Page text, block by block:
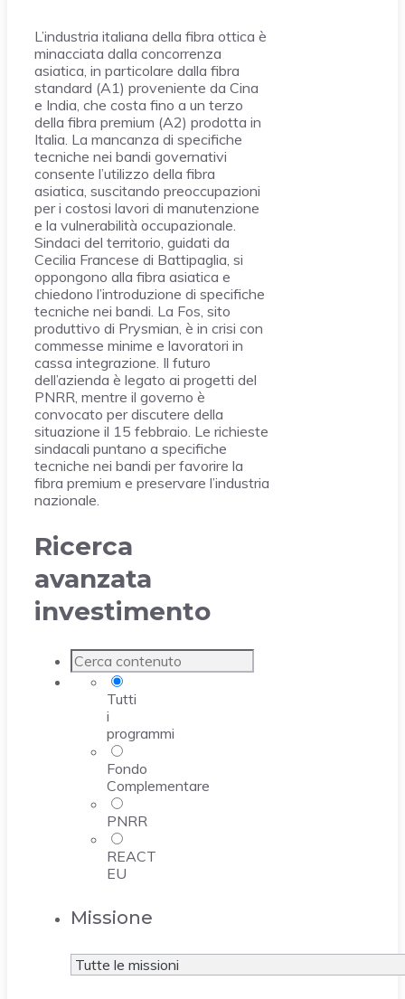
L’industria italiana della fibra ottica è
minacciata dalla concorrenza
asiatica, in particolare dalla fibra
standard (A1) proveniente da Cina
e India, che costa fino a un terzo
della fibra premium (A2) prodotta in
Italia. La mancanza di specifiche
tecniche nei bandi governativi
consente l’utilizzo della fibra
asiatica, suscitando preoccupazioni
per i costosi lavori di manutenzione
e la vulnerabilità occupazionale.
Sindaci del territorio, guidati da
Cecilia Francese di Battipaglia, si
oppongono alla fibra asiatica e
chiedono l’introduzione di specifiche
tecniche nei bandi. La Fos, sito
produttivo di Prysmian, è in crisi con
commesse minime e lavoratori in
cassa integrazione. Il futuro
dell’azienda è legato ai progetti del
PNRR, mentre il governo è
convocato per discutere della
situazione il 15 febbraio. Le richieste
sindacali puntano a specifiche
tecniche nei bandi per favorire la
fibra premium e preservare l’industria
nazionale.
Ricerca
avanzata
investimento
Tutti
i
programmi
Fondo
Complementare
PNRR
REACT
EU
Missione